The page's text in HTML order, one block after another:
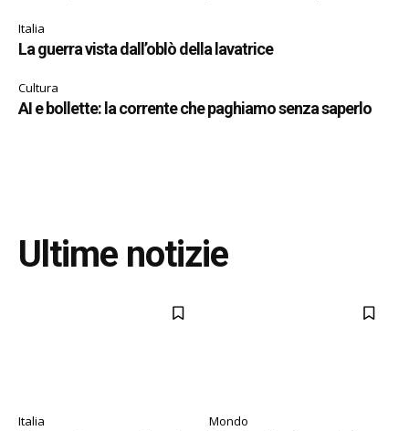
Italia
La guerra vista dall’oblò della lavatrice
Cultura
AI e bollette: la corrente che paghiamo senza saperlo
Ultime notizie
Italia Mondo